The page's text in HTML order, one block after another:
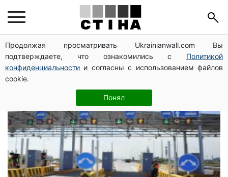
Продолжая просматривать Ukrainianwall.com Вы
подтверждаете, что ознакомились с Политикой
конфиденциальности и согласны с использованием файлов
cookie.
Понял
премьер-министр